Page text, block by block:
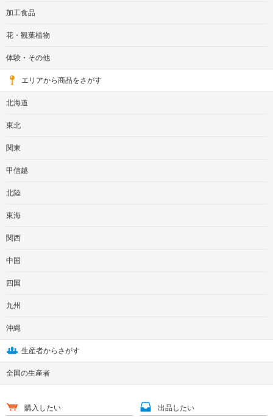
加工食品
花・観葉植物
体験・その他
エリアから商品をさがす
北海道
東北
関東
甲信越
北陸
東海
関西
中国
四国
九州
沖縄
生産者からさがす
全国の生産者
購入したい 出品したい